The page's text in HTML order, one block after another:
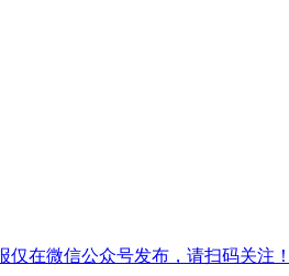
仅在微信公众号发布，请扫码关注！